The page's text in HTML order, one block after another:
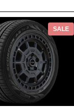
SALE